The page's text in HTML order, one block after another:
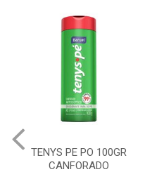
TENYS PE PO 100GR
CANFORADO